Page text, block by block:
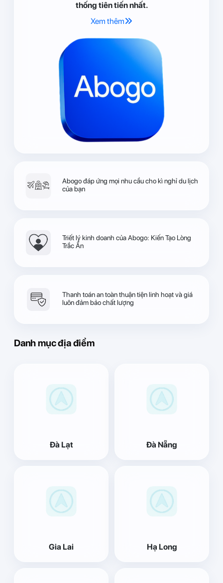
thống tiên tiến nhất.
Xem thêm
Abogo đáp ứng mọi nhu cầu cho kì nghỉ du lịch
của bạn
Triết lý kinh doanh của Abogo: Kiến Tạo Lòng
Trắc Ẩn
Thanh toán an toàn thuận tiện linh hoạt và giá
luôn đảm bảo chất lượng
Danh mục địa điểm
Đà Lạt Đà Nẵng
Gia Lai Hạ Long